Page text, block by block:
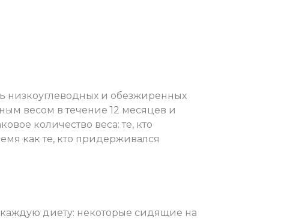
низкоуглеводных и обезжиренных
весом в течение 12 месяцев и
количество веса: те, кто
как те, кто придерживался
диету: некоторые сидящие на